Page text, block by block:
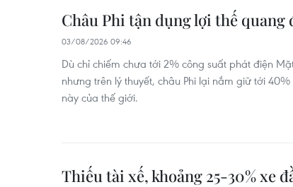
Châu Phi tận dụng lợi thế quang
03/08/2026 09:46
Dù chỉ chiếm chưa tới 2% công suất phát điện
nhưng trên lý thuyết, châu Phi lại nắm giữ tới
này của thế giới.
Thiếu tài xế, khoảng 25-30% xe